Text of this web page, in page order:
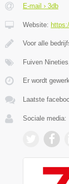
E-mail › 3db
Website:
Voor alle
Fuiven
Er wordt
Laatste
Sociale media: